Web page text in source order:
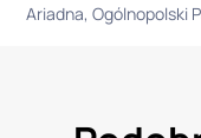
Ariadna, Ogólnopolski